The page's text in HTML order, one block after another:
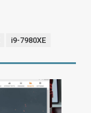
i9-7980XE